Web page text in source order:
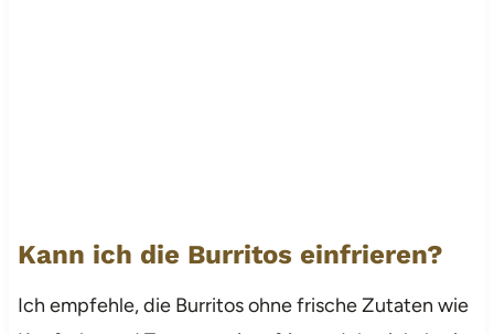
Kann ich die Burritos einfrieren?
Ich empfehle, die Burritos ohne frische Zutaten wie